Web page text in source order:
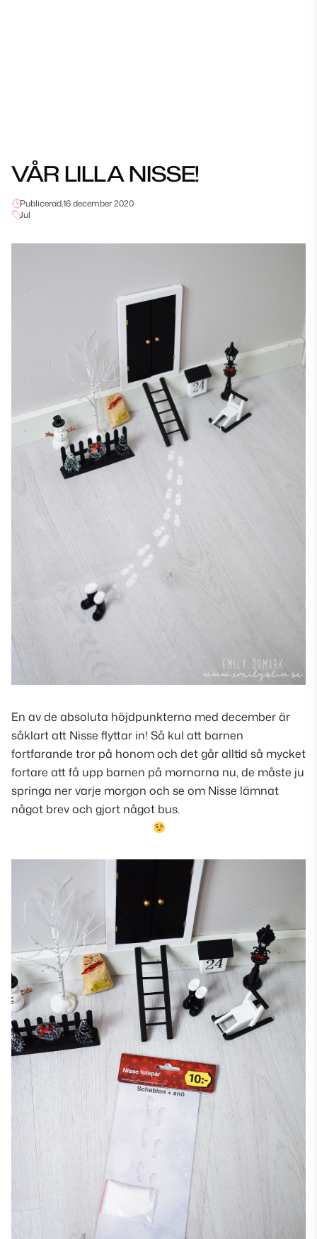
VÅR LILLA NISSE!
Publicerad,16 december 2020
Jul
En av de absoluta höjdpunkterna med december är
såklart att Nisse flyttar in! Så kul att barnen
fortfarande tror på honom och det går alltid så mycket
fortare att få upp barnen på mornarna nu, de måste ju
springa ner varje morgon och se om Nisse lämnat
något brev och gjort något bus.